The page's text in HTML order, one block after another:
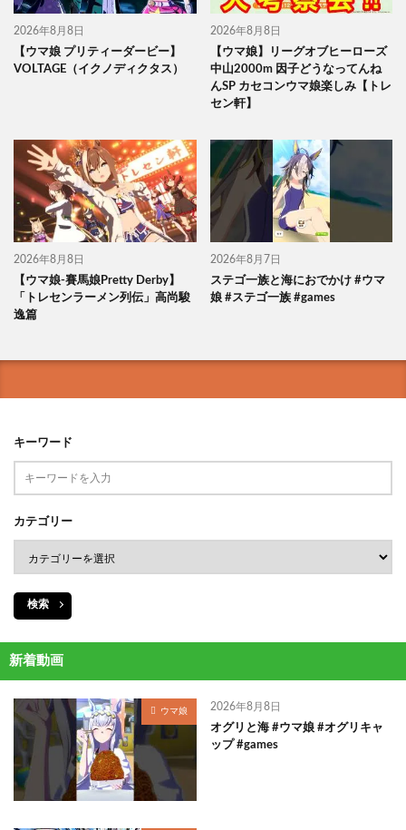
2026年8月8日
【ウマ娘 プリティーダービー】
VOLTAGE（イクノディクタス）
2026年8月8日
【ウマ娘】リーグオブヒーローズ
中山2000m 因子どうなってんね
んSP カセコンウマ娘楽しみ【トレ
セン軒】
2026年8月8日
【ウマ娘-賽馬娘Pretty Derby】
「トレセンラーメン列伝」高尚駿
逸篇
2026年8月7日
ステゴ一族と海におでかけ #ウマ
娘 #ステゴ一族 #games
キーワード
カテゴリー
検索
新着動画
ウマ娘 2026年8月8日
オグリと海 #ウマ娘 #オグリキャ
ップ #games